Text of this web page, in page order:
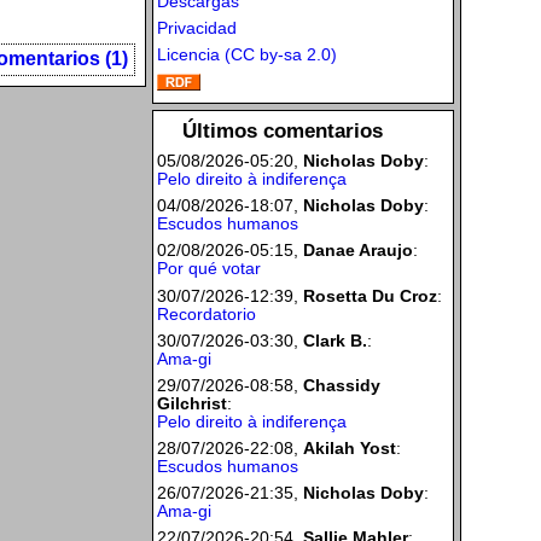
(1)
Privacidad
Licencia (CC by-sa 2.0)
Últimos comentarios
05/08/2026-05:20, Nicholas Doby:
Pelo direito à indiferença
04/08/2026-18:07, Nicholas Doby:
Escudos humanos
02/08/2026-05:15, Danae Araujo:
Por qué votar
30/07/2026-12:39, Rosetta Du Croz:
Recordatorio
30/07/2026-03:30, Clark B.:
Ama-gi
29/07/2026-08:58, Chassidy
Gilchrist:
Pelo direito à indiferença
28/07/2026-22:08, Akilah Yost:
Escudos humanos
26/07/2026-21:35, Nicholas Doby:
Ama-gi